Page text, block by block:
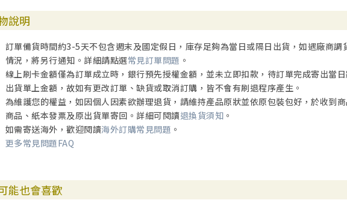
說明
訂單備貨時間約3-5天不包含週末及國定假日，庫存足夠為當日或隔日出貨，如遇廠商調
情況，將另行通知。詳細請點選常見訂單問題 。
線上刷卡金額僅為訂單成立時，銀行預先授權金額，並未立即扣款，待訂單完成寄出當
出貨單上金額，故如有更改訂單、缺貨或取消訂購，皆不會有刷退程序產生。
為維護您的權益，如因個人因素欲辦理退貨，請維持產品原狀並依原包裝包好，於收到
商品、紙本發票及原出貨單寄回。詳細可閱讀退換貨須知 。
如需寄送海外，歡迎閱讀海外訂購常見問題 。
更多常見問題FAQ
能也會喜歡